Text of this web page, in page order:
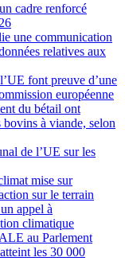
cadre renforcé
une communication
relatives aux
font preuve d’une
européenne
du bétail ont
à viande, selon
de l’UE sur les
mise sur
sur le terrain
appel à
climatique
au Parlement
les 30 000